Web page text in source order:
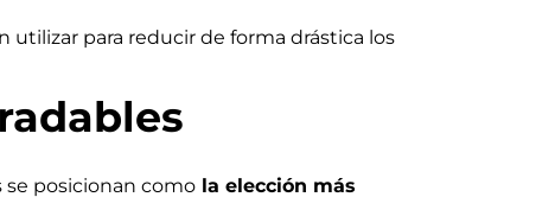
utilizar para reducir de forma drástica los
posicionan como la elección más